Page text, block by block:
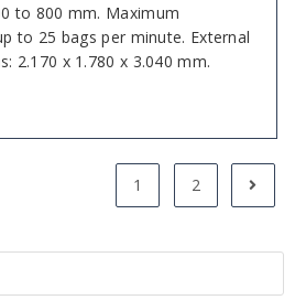
to 800 mm. Maximum
to 25 bags per minute. External
2.170 x 1.780 x 3.040 mm.
1 2 Naar